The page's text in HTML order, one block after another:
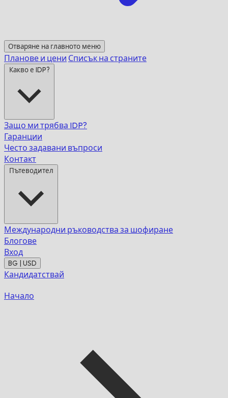
Отваряне на главното меню
Планове и цени Списък на страните
Какво е IDP?
Защо ми трябва IDP?
Гаранции
Често задавани въпроси
Контакт
Пътеводител
Международни ръководства за шофиране
Блогове
Вход
BG | USD
Кандидатствай
Начало